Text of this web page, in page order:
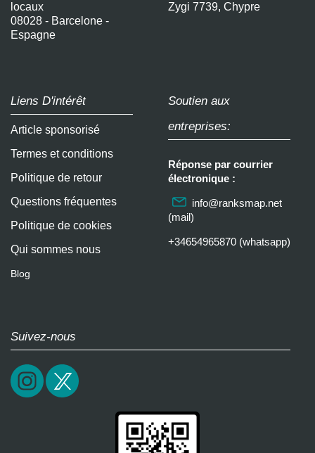
locaux
08028 - Barcelone -
Espagne
Zygi 7739, Chypre
Liens D'intérêt
Article sponsorisé
Termes et conditions
Politique de retour
Questions fréquentes
Politique de cookies
Qui sommes nous
Blog
Soutien aux
entreprises:
Réponse par courrier
électronique :
info@ranksmap.net
(mail)
+34654965870 (whatsapp)
Suivez-nous